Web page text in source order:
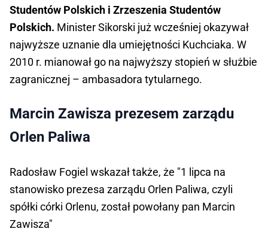
Studentów Polskich i Zrzeszenia Studentów
Polskich. Minister Sikorski już wcześniej okazywał
najwyższe uznanie dla umiejętności Kuchciaka. W
2010 r. mianował go na najwyższy stopień w służbie
zagranicznej – ambasadora tytularnego.
Marcin Zawisza prezesem zarządu
Orlen Paliwa
Radosław Fogiel wskazał także, że "1 lipca na
stanowisko prezesa zarządu Orlen Paliwa, czyli
spółki córki Orlenu, został powołany pan Marcin
Zawisza"